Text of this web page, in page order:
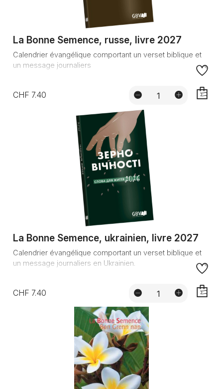
La Bonne Semence, russe, livre 2027
Calendrier évangélique comportant un verset biblique et
un message journaliers
CHF 7.40
La Bonne Semence, ukrainien, livre 2027
Calendrier évangélique comportant un verset biblique et
un message journaliers en Ukrainien.
CHF 7.40